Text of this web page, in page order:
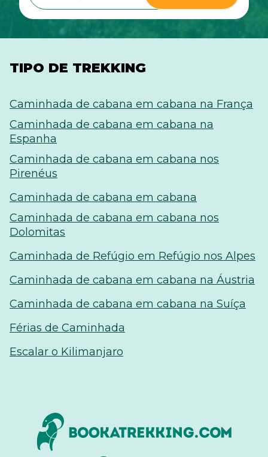
TIPO DE TREKKING
Caminhada de cabana em cabana na França
Caminhada de cabana em cabana na
Espanha
Caminhada de cabana em cabana nos
Pirenéus
Caminhada de cabana em cabana
Caminhada de cabana em cabana nos
Dolomitas
Caminhada de Refúgio em Refúgio nos Alpes
Caminhada de cabana em cabana na Áustria
Caminhada de cabana em cabana na Suíça
Férias de Caminhada
Escalar o Kilimanjaro